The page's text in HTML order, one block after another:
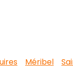
Méribel